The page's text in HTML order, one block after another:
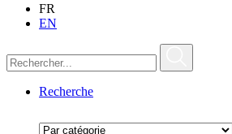
FR
EN
Recherche